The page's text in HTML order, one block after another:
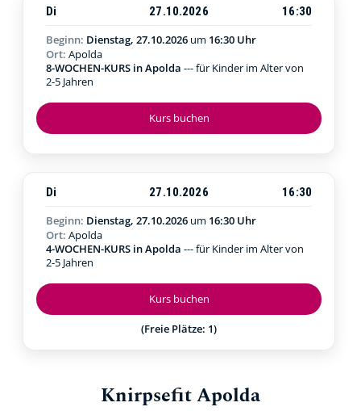
Kurs buchen
Di 27.10.2026
16:30
Beginn: Dienstag, 27.10.2026 um 16:30 Uhr
Ort: Apolda
8-WOCHEN-KURS in Apolda --- für Kinder im Alter von
2-5 Jahren
Kurs buchen
(Freie Plätze: 1)
Di 27.10.2026
16:30
Beginn: Dienstag, 27.10.2026 um 16:30 Uhr
Ort: Apolda
4-WOCHEN-KURS in Apolda --- für Kinder im Alter von
2-5 Jahren
Knirpsefit Apolda